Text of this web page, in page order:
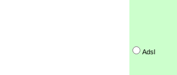
Adsl